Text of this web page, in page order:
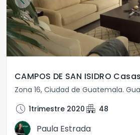
CAMPOS DE SAN ISIDRO
Zona 16, Ciudad de Guatemala.
schedule 1trimestre 2020 apartment 48
Paula Estrada